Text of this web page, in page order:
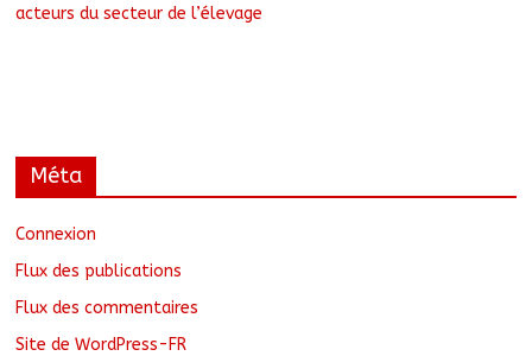
acteurs du secteur de l’élevage
Méta
Connexion
Flux des publications
Flux des commentaires
Site de WordPress-FR